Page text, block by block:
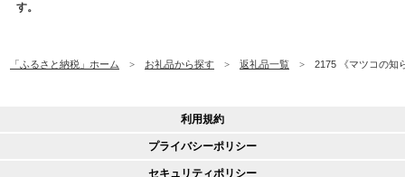
す。
「ふるさと納税」ホーム お礼品から探す 返礼品一覧 2175 《マツコの知
利用規約
プライバシーポリシー
セキュリティポリシー